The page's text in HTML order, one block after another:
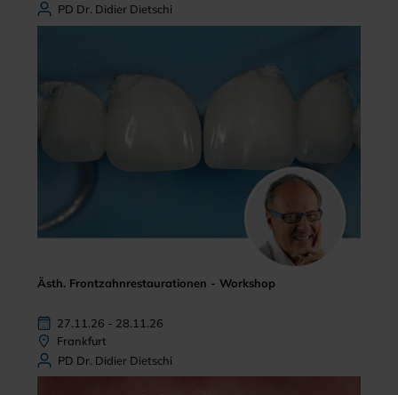
PD Dr. Didier Dietschi
Ästh. Frontzahnrestaurationen - Workshop
27.11.26 - 28.11.26
Frankfurt
PD Dr. Didier Dietschi